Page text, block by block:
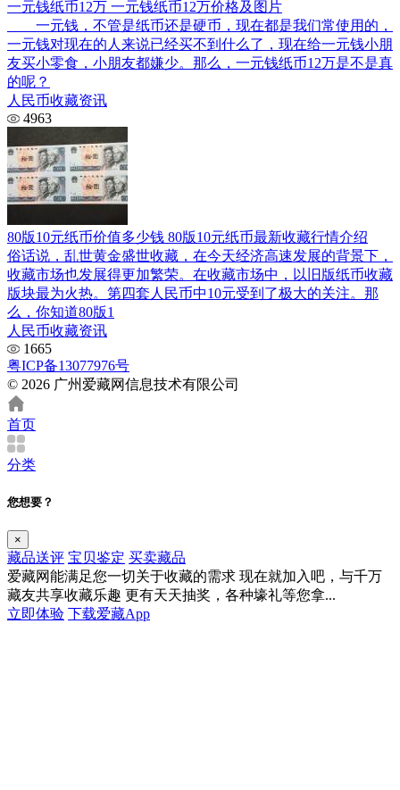
一元钱纸币12万 一元钱纸币12万价格及图片
一元钱，不管是纸币还是硬币，现在都是我们常使用的，
一元钱对现在的人来说已经买不到什么了，现在给一元钱小朋
友买小零食，小朋友都嫌少。那么，一元钱纸币12万是不是真
的呢？
人民币收藏资讯
4963
80版10元纸币价值多少钱 80版10元纸币最新收藏行情介绍
俗话说，乱世黄金盛世收藏，在今天经济高速发展的背景下，
收藏市场也发展得更加繁荣。在收藏市场中，以旧版纸币收藏
版块最为火热。第四套人民币中10元受到了极大的关注。那
么，你知道80版1
人民币收藏资讯
1665
粤ICP备13077976号
© 2026 广州爱藏网信息技术有限公司
首页
分类
您想要？
×
藏品送评 宝贝鉴定 买卖藏品
爱藏网能满足您一切关于收藏的需求 现在就加入吧，与千万
藏友共享收藏乐趣 更有天天抽奖，各种壕礼等您拿...
立即体验 下载爱藏App